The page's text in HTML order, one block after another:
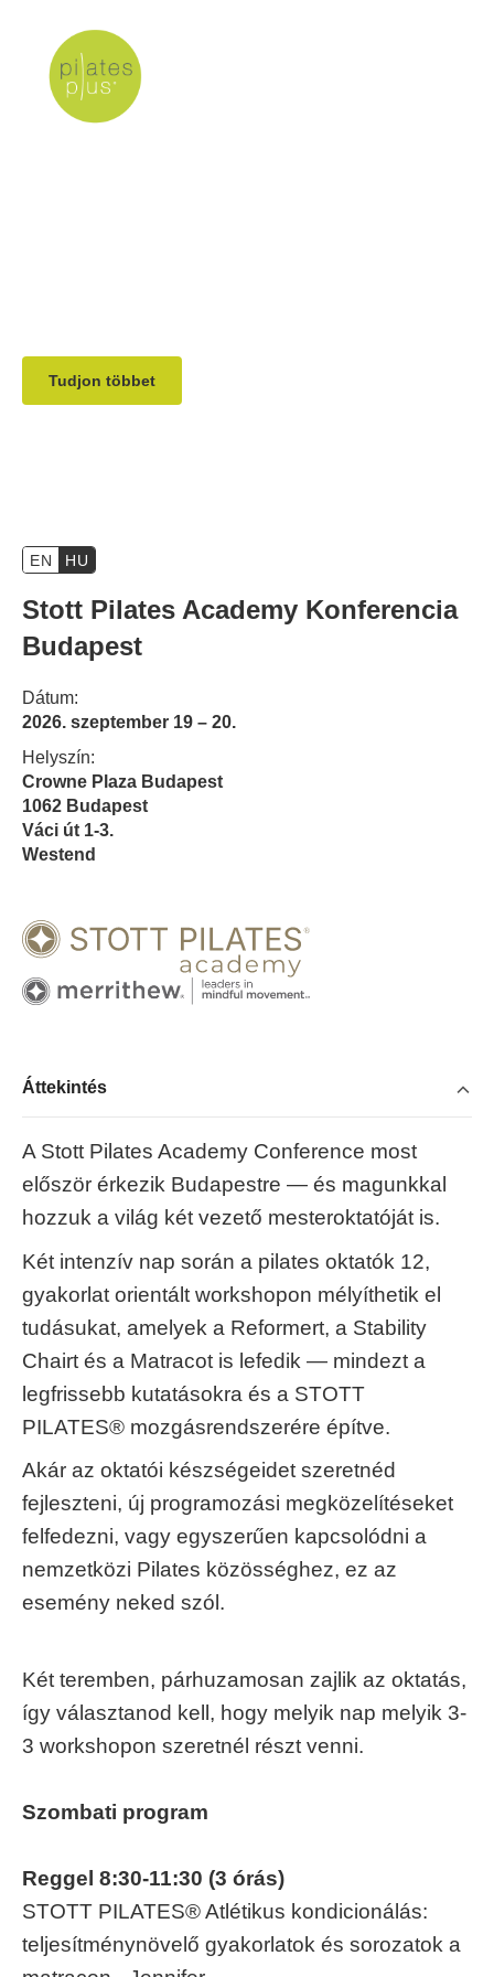
Stott Pilates
Tudjon többet
EN HU
Stott Pilates Academy Konferencia
Budapest
Dátum:
2026. szeptember 19 – 20.
Helyszín:
Crowne Plaza Budapest
1062 Budapest
Váci út 1-3.
Westend
Áttekintés
A Stott Pilates Academy Conference most
először érkezik Budapestre — és magunkkal
hozzuk a világ két vezető mesteroktatóját is.
Két intenzív nap során a pilates oktatók 12,
gyakorlat orientált workshopon mélyíthetik el
tudásukat, amelyek a Reformert, a Stability
Chairt és a Matracot is lefedik — mindezt a
legfrissebb kutatásokra és a STOTT
PILATES® mozgásrendszerére építve.
Akár az oktatói készségeidet szeretnéd
fejleszteni, új programozási megközelítéseket
felfedezni, vagy egyszerűen kapcsolódni a
nemzetközi Pilates közösséghez, ez az
esemény neked szól.
Két teremben, párhuzamosan zajlik az oktatás,
így választanod kell, hogy melyik nap melyik 3-
3 workshopon szeretnél részt venni.
Szombati program
Reggel 8:30-11:30 (3 órás)
STOTT PILATES® Atlétikus kondicionálás:
teljesítménynövelő gyakorlatok és sorozatok a